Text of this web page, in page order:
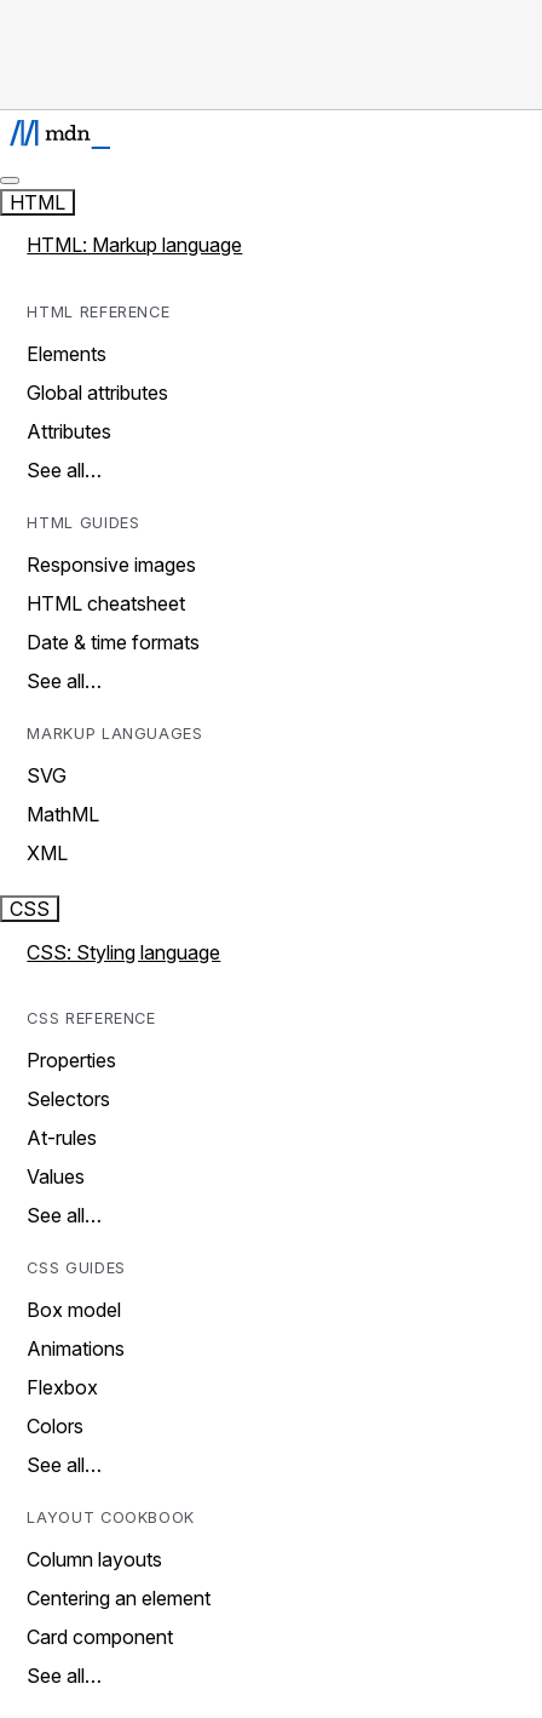
HTML
HTML: Markup language
HTML REFERENCE
Elements
Global attributes
Attributes
See all…
HTML GUIDES
Responsive images
HTML cheatsheet
Date & time formats
See all…
MARKUP LANGUAGES
SVG
MathML
XML
CSS
CSS: Styling language
CSS REFERENCE
Properties
Selectors
At-rules
Values
See all…
CSS GUIDES
Box model
Animations
Flexbox
Colors
See all…
LAYOUT COOKBOOK
Column layouts
Centering an element
Card component
See all…